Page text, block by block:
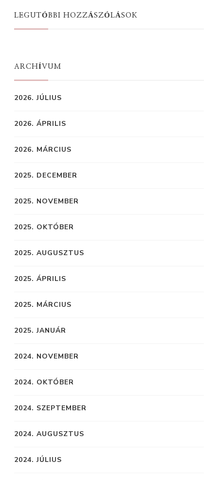
LEGUTÓBBI HOZZÁSZÓLÁSOK
ARCHÍVUM
2026. JÚLIUS
2026. ÁPRILIS
2026. MÁRCIUS
2025. DECEMBER
2025. NOVEMBER
2025. OKTÓBER
2025. AUGUSZTUS
2025. ÁPRILIS
2025. MÁRCIUS
2025. JANUÁR
2024. NOVEMBER
2024. OKTÓBER
2024. SZEPTEMBER
2024. AUGUSZTUS
2024. JÚLIUS